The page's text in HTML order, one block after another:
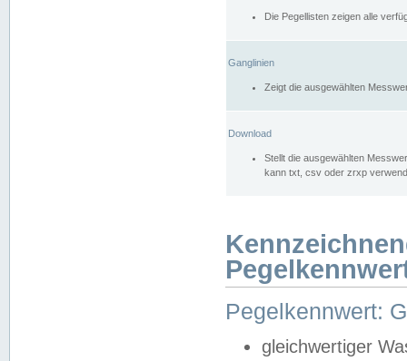
Die Pegellisten zeigen alle
Ganglinien
Zeigt die ausgewählten
Download
Stellt die ausgewählten
kann txt, csv oder zrxp
Pegelkennwert:
gleichwertiger